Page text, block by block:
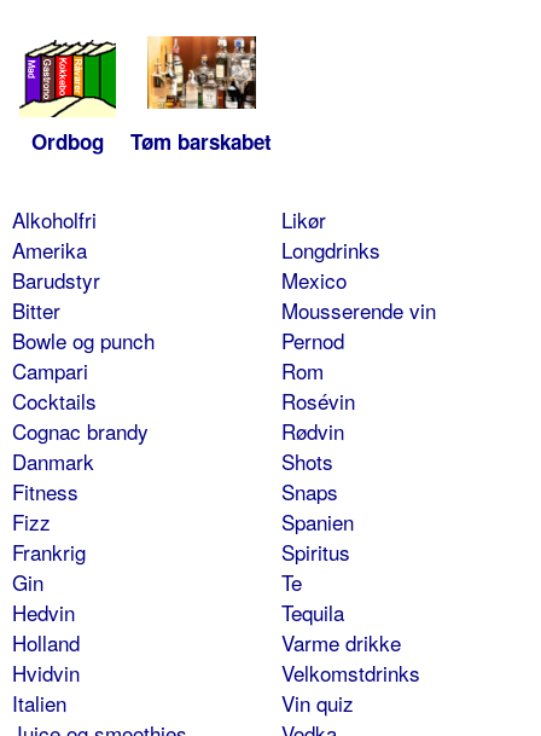
Ordbog Tøm barskabet
Alkoholfri
Amerika
Barudstyr
Bitter
Bowle og punch
Campari
Cocktails
Cognac brandy
Danmark
Fitness
Fizz
Frankrig
Gin
Hedvin
Holland
Hvidvin
Italien
Likør
Longdrinks
Mexico
Mousserende vin
Pernod
Rom
Rosévin
Rødvin
Shots
Snaps
Spanien
Spiritus
Te
Tequila
Varme drikke
Velkomstdrinks
Vin quiz